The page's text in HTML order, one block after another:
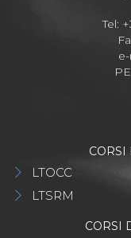
Tel:
CORSI
LTOCC
LTSRM
CORSI